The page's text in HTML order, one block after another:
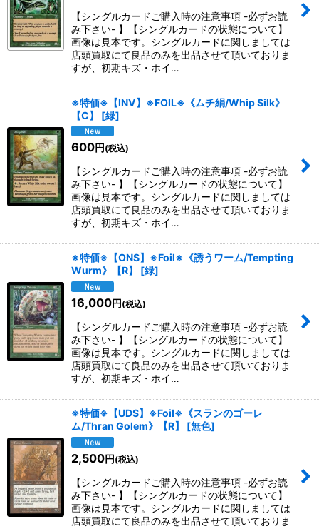
【シングルカードご購入時の注意事項 -必ずお読
み下さい- 】【シングルカードの状態について】
画像は見本です。シングルカードに関しましては
店頭買取にて良品のみを出品させて頂いておりま
すが、初期キズ・ホイ…
※特価※【INV】※FOIL※《ムチ絹/Whip Silk》
【C】
[緑]
600円 (税込)
【シングルカードご購入時の注意事項 -必ずお読
み下さい- 】【シングルカードの状態について】
画像は見本です。シングルカードに関しましては
店頭買取にて良品のみを出品させて頂いておりま
すが、初期キズ・ホイ…
※特価※【ONS】※Foil※《誘うワーム/Tempting
Wurm》【R】
[緑]
16,000円 (税込)
【シングルカードご購入時の注意事項 -必ずお読
み下さい- 】【シングルカードの状態について】
画像は見本です。シングルカードに関しましては
店頭買取にて良品のみを出品させて頂いておりま
すが、初期キズ・ホイ…
※特価※【UDS】※Foil※《スランのゴーレ
ム/Thran Golem》【R】
[無色]
2,500円 (税込)
【シングルカードご購入時の注意事項 -必ずお読
み下さい- 】【シングルカードの状態について】
画像は見本です。シングルカードに関しましては
店頭買取にて良品のみを出品させて頂いておりま